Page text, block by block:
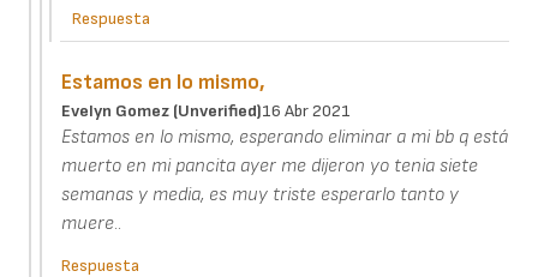
Respuesta
Estamos en lo mismo,
Evelyn Gomez (unverified)16 Abr 2021
Estamos en lo mismo, esperando eliminar a mi bb q está
muerto en mi pancita ayer me dijeron yo tenia siete
semanas y media, es muy triste esperarlo tanto y
muere..
Respuesta